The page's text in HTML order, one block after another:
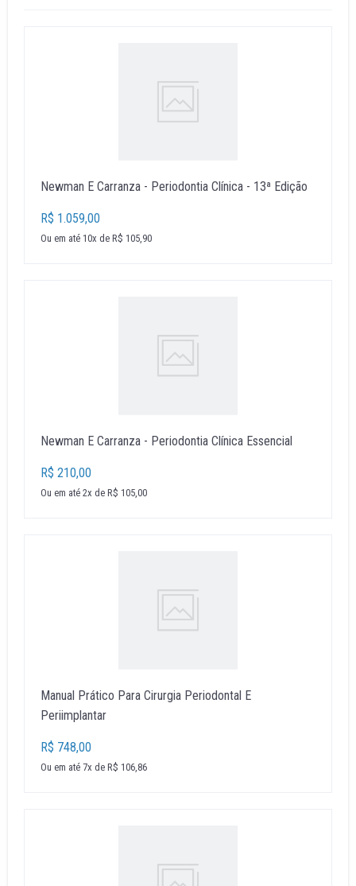
Newman E Carranza - Periodontia Clínica - 13ª Edição
R$ 1.059,00
Ou em até 10x de R$ 105,90
Newman E Carranza - Periodontia Clínica Essencial
R$ 210,00
Ou em até 2x de R$ 105,00
Manual Prático Para Cirurgia Periodontal E
Periimplantar
R$ 748,00
Ou em até 7x de R$ 106,86